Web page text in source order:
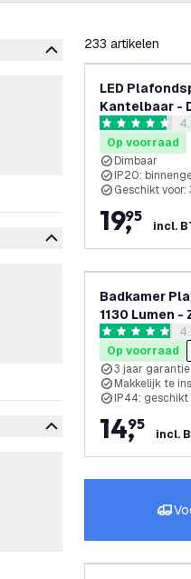
233 artikelen
LED
Kantelbaar -
fitting –
4.6 score sterren
Op voorraad
Dimbaar
IP20:
Geschikt voor:
19,
95
incl.
Badkamer
1130 Lumen
IP44
Plafonniere
4.9 score sterren
Op voorraad
3 jaar garantie
Makkelijk te
IP44:
14,
95
incl.
filteren